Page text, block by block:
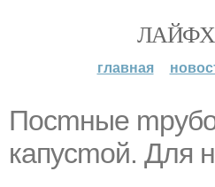
главная
Посmные
капусmой. Для